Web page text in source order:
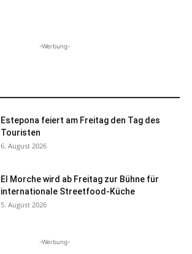
-Werbung-
Estepona feiert am Freitag den Tag des
Touristen
6. August 2026
El Morche wird ab Freitag zur Bühne für
internationale Streetfood-Küche
5. August 2026
-Werbung-